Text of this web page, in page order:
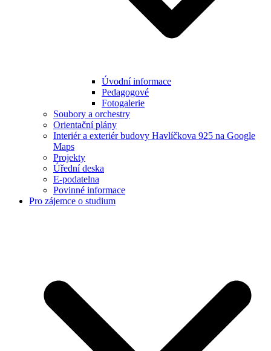
Úvodní informace
Pedagogové
Fotogalerie
Soubory a orchestry
Orientační plány
Interiér a exteriér budovy Havlíčkova 925 na Google
Maps
Projekty
Úřední deska
E-podatelna
Povinné informace
Pro zájemce o studium